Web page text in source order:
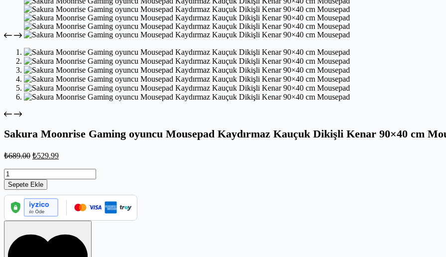
Sakura Moonrise Gaming oyuncu Mousepad Kaydırmaz Kauçuk Dikişli Kenar 90×40 cm
₺689.00 ₺529.99
Sepete Ekle